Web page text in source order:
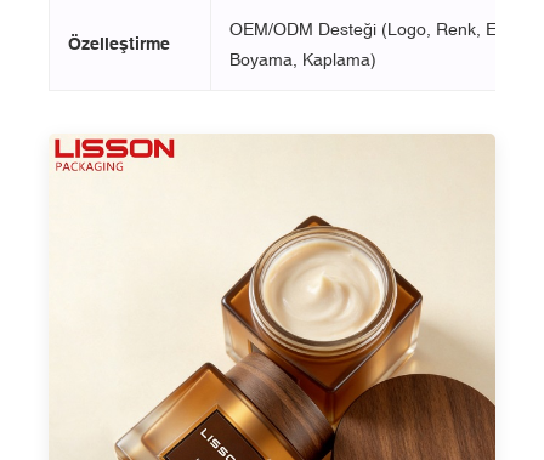
Özelleştirme
OEM/ODM Desteği (Logo, Renk,
Boyama, Kaplama)